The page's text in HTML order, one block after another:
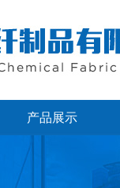
产品展示